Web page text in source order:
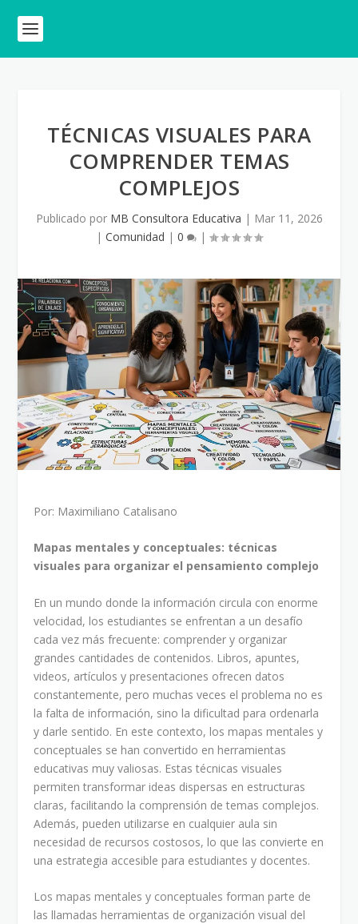
TÉCNICAS VISUALES PARA
COMPRENDER TEMAS
COMPLEJOS
Publicado por MB Consultora Educativa | Mar 11, 2026
| Comunidad | 0 |
Por: Maximiliano Catalisano
Mapas mentales y conceptuales: técnicas
visuales para organizar el pensamiento complejo
En un mundo donde la información circula con enorme
velocidad, los estudiantes se enfrentan a un desafío
cada vez más frecuente: comprender y organizar
grandes cantidades de contenidos. Libros, apuntes,
videos, artículos y presentaciones ofrecen datos
constantemente, pero muchas veces el problema no es
la falta de información, sino la dificultad para ordenarla
y darle sentido. En este contexto, los mapas mentales y
conceptuales se han convertido en herramientas
educativas muy valiosas. Estas técnicas visuales
permiten transformar ideas dispersas en estructuras
claras, facilitando la comprensión de temas complejos.
Además, pueden utilizarse en cualquier aula sin
necesidad de recursos costosos, lo que las convierte en
una estrategia accesible para estudiantes y docentes.
Los mapas mentales y conceptuales forman parte de
las llamadas herramientas de organización visual del